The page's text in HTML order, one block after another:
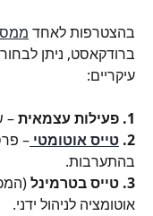
בהצטרפות לאחד
ברודקאסט, ניתן
עיקריים:
1. פעילות עצמאית –
2. טייס אוטומטי –
בהתערבות.
3. טייס בטרמינל
אוטומציה לניהול ידני.